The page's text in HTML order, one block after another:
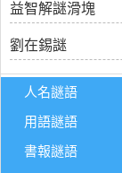
益智解謎滑塊
劉在錫謎
人名謎語
用語謎語
書報謎語